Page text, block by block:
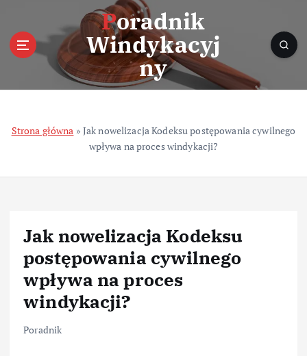
n
Poradnik
Windykacyj
ny
Strona główna » Jak nowelizacja Kodeksu postępowania cywilnego
wpływa na proces windykacji?
Jak nowelizacja Kodeksu
postępowania cywilnego
wpływa na proces
windykacji?
Poradnik